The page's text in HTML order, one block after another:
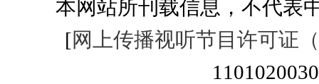
本网站所刊载信息，不代表
[网上传播视听节目许可证